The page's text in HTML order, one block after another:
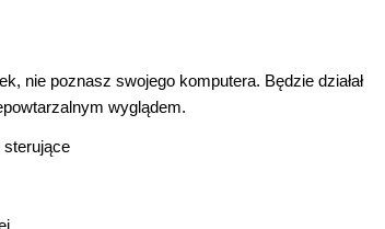
nie poznasz swojego komputera. Będzie działał
wyglądem.
sterujące